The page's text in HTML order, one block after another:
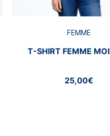
FEMME
T-SHIRT FEMME
25,00€